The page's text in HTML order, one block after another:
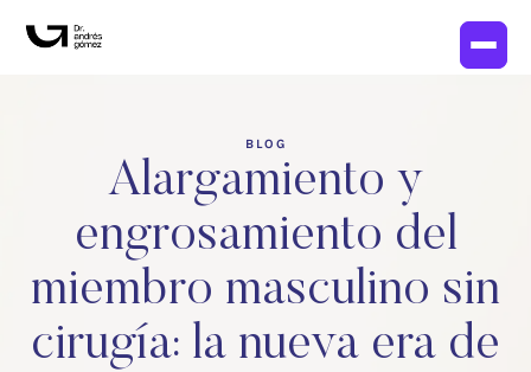
BLOG
Alargamiento y
engrosamiento del
miembro masculino sin
cirugía: la nueva era de